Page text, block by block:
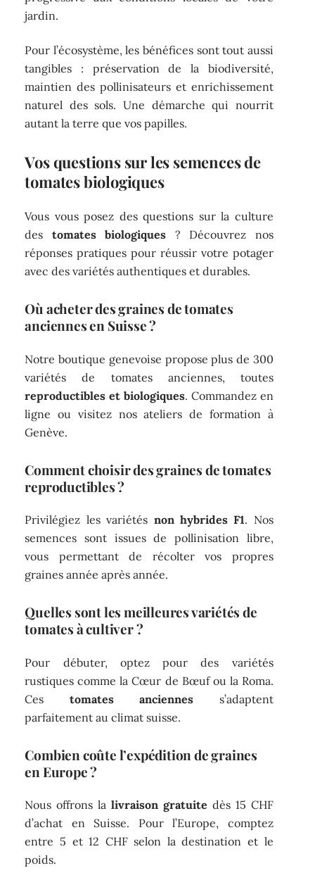
jardin.
Pour l’écosystème, les bénéfices sont tout aussi
tangibles : préservation de la biodiversité,
maintien des pollinisateurs et enrichissement
naturel des sols. Une démarche qui nourrit
autant la terre que vos papilles.
Vos questions sur les semences de
tomates biologiques
Vous vous posez des questions sur la culture
des tomates biologiques ? Découvrez nos
réponses pratiques pour réussir votre potager
avec des variétés authentiques et durables.
Où acheter des graines de tomates
anciennes en Suisse ?
Notre boutique genevoise propose plus de 300
variétés de tomates anciennes, toutes
reproductibles et biologiques. Commandez en
ligne ou visitez nos ateliers de formation à
Genève.
Comment choisir des graines de tomates
reproductibles ?
Privilégiez les variétés non hybrides F1. Nos
semences sont issues de pollinisation libre,
vous permettant de récolter vos propres
graines année après année.
Quelles sont les meilleures variétés de
tomates à cultiver ?
Pour débuter, optez pour des variétés
rustiques comme la Cœur de Bœuf ou la Roma.
Ces tomates anciennes s’adaptent
parfaitement au climat suisse.
Combien coûte l’expédition de graines
en Europe ?
Nous offrons lalivraison gratuite dès 15 CHF
d’achat en Suisse. Pour l’Europe, comptez
entre 5 et 12 CHF selon la destination et le
poids.